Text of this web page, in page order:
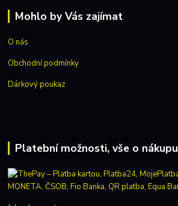
Mohlo by Vás zajímat
O nás
Obchodní podmínky
Dárkový poukaz
Platební možnosti, vše o nákupu